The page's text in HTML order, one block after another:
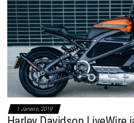
1 Janeiro, 2019